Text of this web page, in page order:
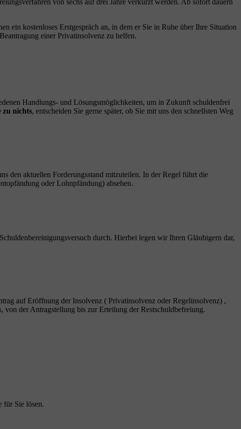
von sechs auf drei Jahre verkürzt werden. Ab sofort dauern
ein kostenloses Erstgespräch an, in dem er Sie in Ruhe über Ihre Situation
einer Privatinsolvenz zu helfen.
Handlungs- und Lösungsmöglichkeiten, um in Zukunft schuldenfrei
zu nichts, entscheiden Sie gerne später, ob Sie mit uns den schnellsten Weg
den aktuellen Forderungsstand mitzuteilen. In der Regel führt die
oder Lohnpfändung) absehen.
durch. Hierbei legen wir Ihren Gläubigern dar,
auf Eröffnung der Insolvenz ( Privatinsolvenz oder Regelinsolvenz) ,
von der Antragstellung bis zur Erteilung der Restschuldbefreiung.
für Sie lösen.